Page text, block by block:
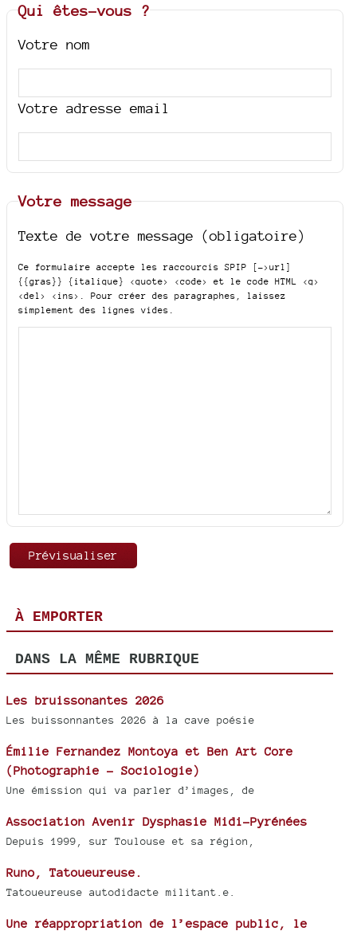
Qui êtes-vous ?
Votre nom
Votre adresse email
Votre message
Texte de votre message (obligatoire)
Ce formulaire accepte les raccourcis SPIP
[->url]
{{gras}} {italique} <quote> <code>
et le code HTML <q>
<del> <ins>
. Pour créer des paragraphes, laissez
simplement des lignes vides.
À EMPORTER
DANS LA MÊME RUBRIQUE
Les bruissonantes 2026
Les buissonnantes 2026 à la cave poésie
Émilie Fernandez Montoya et Ben Art Core
(Photographie - Sociologie)
Une émission qui va parler d’images, de
Association Avenir Dysphasie Midi-Pyrénées
Depuis 1999, sur Toulouse et sa région,
Runo, Tatoueureuse.
Tatoueureuse autodidacte militant.e.
Une réappropriation de l’espace public, le